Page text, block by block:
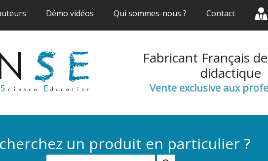
(current)Démo vidéos(current)Qui sommes-nous ?(current)Contact(current)
Fabricant Français
didactique
Vente exclusive aux
un produit en particulier ?